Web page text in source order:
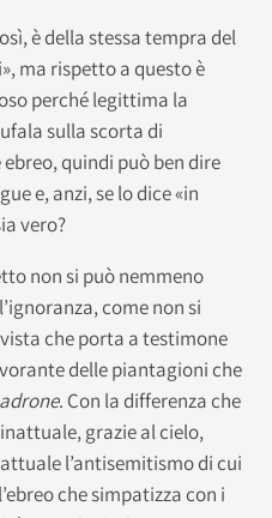
è della stessa tempra del
ma rispetto a questo è
perché legittima la
sulla scorta di
quindi può ben dire
e, anzi, se lo dice «in
vero?
non si può nemmeno
come non si
che porta a testimone
delle piantagioni che
. Con la differenza che
grazie al cielo,
l’antisemitismo di cui
che simpatizza con i